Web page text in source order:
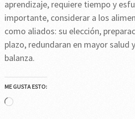
aprendizaje, requiere tiempo y
importante, considerar a los
como aliados: su elección,
plazo, redundaran en mayor salud
balanza.
ME GUSTA ESTO:
Cargando...